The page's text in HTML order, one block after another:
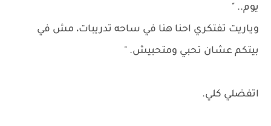
يوم.. "
وياريت تفتكري احنا هنا في ساحه تدريبات، مش في
بيتكم عشان تحبي ومتحبيش. "
اتفضلي كلي.